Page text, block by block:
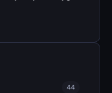
44